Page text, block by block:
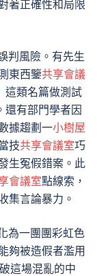
著正確性和局限
判風險。有先生
東西鑒共享會議
這類名篇做測試
還有部門學者因
據趨劃一小樹屋
技共享會議室巧
生冤假錯案。此
會議室點線索，
集言論暴力。
為一團團彩虹色
夠被造假者濫用
這場混亂的中